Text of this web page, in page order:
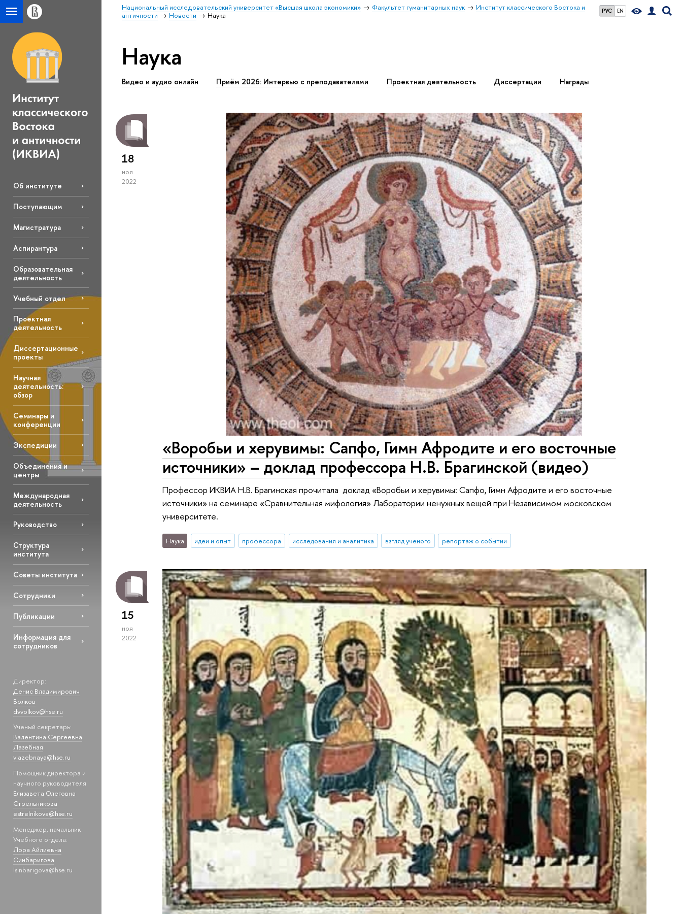
РУС EN
Национальный исследовательский университет «Высшая школа экономики» Факультет гуманитарных наук
Институт классического Востока и
античности
Новости Наука
Об институте
Поступающим
Магистратура
Аспирантура
Образовательная
деятельность
Учебный отдел
Проектная
деятельность
Диссертационные
проекты
Научная
деятельность:
обзор
Семинары и
конференции
Экспедиции
Объединения и
центры
Международная
деятельность
Руководство
Структура
института
Советы института
Сотрудники
Публикации
Информация для
сотрудников
Директор:
Денис Владимирович
Волков
dvvolkov@hse.ru
Ученый секретарь:
Валентина Сергеевна
Лазебная
vlazebnaya@hse.ru
Помощник директора и
научного руководителя:
Елизавета Олеговна
Стрельникова
estrelnikova@hse.ru
Менеджер, начальник
Учебного отдела:
Лора Айлиевна
Синбаригова
lsinbarigova@hse.ru
Наука
Видео и аудио онлайн Приём 2026: Интервью с преподавателями Проектная деятельность Диссертации Награды
18
ноя
2022
«Воробьи и херувимы: Сапфо, Гимн Афродите и его восточные
источники» – доклад профессора Н.В. Брагинской (видео)
Профессор ИКВИА Н.В. Брагинская прочитала доклад «Воробьи и херувимы: Сапфо, Гимн Афродите и его восточные
источники» на семинаре «Сравнительная мифология» Лаборатории ненужных вещей при Независимом московском
университете.
Наука идеи и опыт профессора исследования и аналитика взгляд ученого репортаж о событии
15
ноя
2022